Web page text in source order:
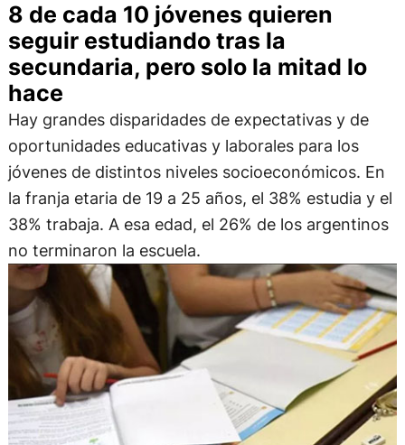
8 de cada 10 jóvenes quieren
seguir estudiando tras la
secundaria, pero solo la mitad lo
hace
Hay grandes disparidades de expectativas y de
oportunidades educativas y laborales para los
jóvenes de distintos niveles socioeconómicos. En
la franja etaria de 19 a 25 años, el 38% estudia y el
38% trabaja. A esa edad, el 26% de los argentinos
no terminaron la escuela.